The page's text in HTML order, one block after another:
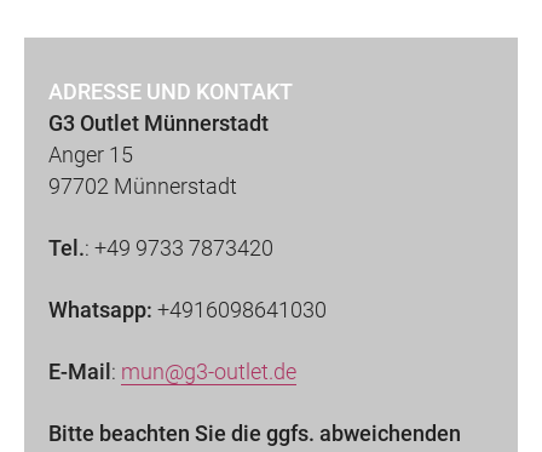
ADRESSE UND KONTAKT
G3 Outlet Münnerstadt
Anger 15
97702 Münnerstadt
Tel.: +49 9733 7873420
Whatsapp: +4916098641030
E-Mail : mun@g3-outlet.de
Bitte beachten Sie die ggfs. abweichenden